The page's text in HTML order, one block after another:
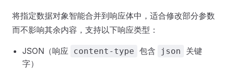
将指定数据对象智能合并到响应体中，适合修改部分参数
而不影响其余内容，支持以下响应类型：
JSON（响应 content-type 包含 json
关键
字）